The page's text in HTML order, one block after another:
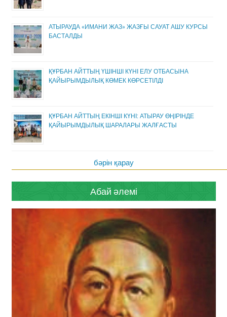
АТЫРАУДА «ИМАНИ ЖАЗ» ЖАЗҒЫ САУАТ АШУ КУРСЫ
БАСТАЛДЫ
ҚҰРБАН АЙТТЫҢ ҮШІНШІ КҮНІ ЕЛУ ОТБАСЫНА
ҚАЙЫРЫМДЫЛЫҚ КӨМЕК КӨРСЕТІЛДІ
ҚҰРБАН АЙТТЫҢ ЕКІНШІ КҮНІ: АТЫРАУ ӨҢІРІНДЕ
ҚАЙЫРЫМДЫЛЫҚ ШАРАЛАРЫ ЖАЛҒАСТЫ
бәрін қарау
Абай әлемі